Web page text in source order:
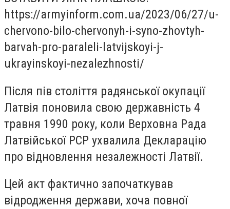
https://armyinform.com.ua/2023/06/27/u-
chervono-bilo-chervonyh-i-syno-zhovtyh-
barvah-pro-paraleli-latvijskoyi-j-
ukrayinskoyi-nezalezhnosti/
Після пів століття радянської окупації
Латвія поновила свою державність 4
травня 1990 року, коли Верховна Рада
Латвійської РСР ухвалила Декларацію
про відновлення незалежності Латвії.
Цей акт фактично започаткував
відродження держави, хоча повної